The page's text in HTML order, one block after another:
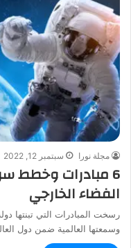
مجلة نورا سبتمبر 12, 2022
6 مبادرات وخطط
الفضاء الخارجي
رسخت المبادرات التي تبنتها
وسمعتها العالمية ضمن دول